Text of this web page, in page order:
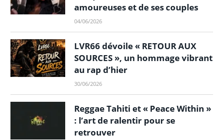
amoureuses et de ses couples
04/06/2026
LVR66 dévoile « RETOUR AUX
SOURCES », un hommage vibrant
au rap d’hier
30/06/2026
Reggae Tahiti et « Peace Within »
: l’art de ralentir pour se
retrouver